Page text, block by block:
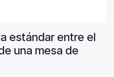
estándar entre el
una mesa de